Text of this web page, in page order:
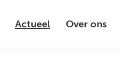
Actueel Over ons